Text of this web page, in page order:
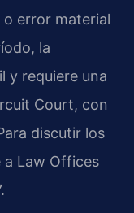
error material
la
y requiere una
Court, con
discutir los
a Law Offices